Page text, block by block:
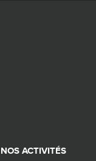
NOS ACTIVITÉS